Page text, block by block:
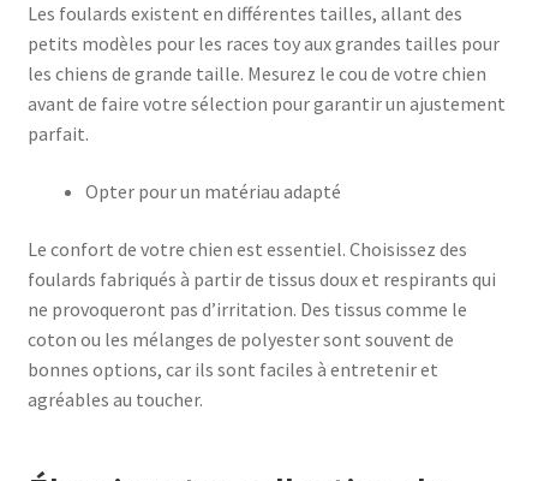
Les foulards existent en différentes tailles, allant des
petits modèles pour les races toy aux grandes tailles pour
les chiens de grande taille. Mesurez le cou de votre chien
avant de faire votre sélection pour garantir un ajustement
parfait.
Opter pour un matériau adapté
Le confort de votre chien est essentiel. Choisissez des
foulards fabriqués à partir de tissus doux et respirants qui
ne provoqueront pas d’irritation. Des tissus comme le
coton ou les mélanges de polyester sont souvent de
bonnes options, car ils sont faciles à entretenir et
agréables au toucher.